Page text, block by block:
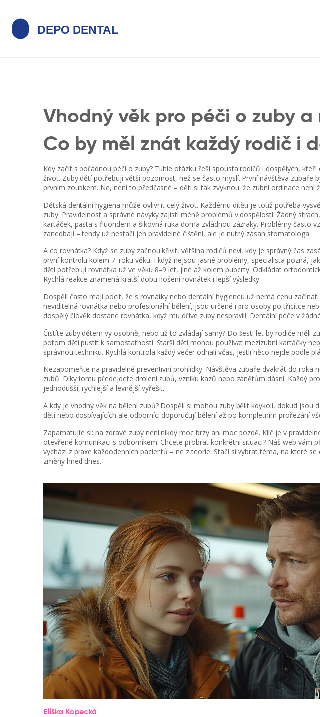
Vhodný věk pro péči o zuby a
Co by měl znát každý rodič i
Kdy začít s pořádnou péčí o zuby? Tuhle otázku řeší spousta rodičů i dospělých,
život. Zuby dětí potřebují větší pozornost, než se často myslí. První návštěva zubaře
prvním zoubkem. Ne, není to předčasné – děti si tak zvyknou, že zubní ordinace není
Dětská dentální hygiena může ovlivnit celý život. Každému dítěti je totiž potřeba
zuby. Pravidelnost a správné návyky zajistí méně problémů v dospělosti. Žádný
kartáček, pasta s fluoridem a šikovná ruka doma zvládnou zázraky. Problémy často
zanedbají – tehdy už nestačí jen pravidelné čištění, ale je nutný zásah stomatologa.
A co rovnátka? Když se zuby začnou křivit, většina rodičů neví, kdy je správný čas
první kontrolu kolem 7. roku věku. I když nejsou jasné problémy, specialista pozná,
děti potřebují rovnátka už ve věku 8–9 let, jiné až kolem puberty. Odkládat
Rychlá reakce znamená kratší dobu nošení rovnátek i lepší výsledky.
Dospělí často mají pocit, že s rovnátky nebo dentální hygienou už nemá cenu
neviditelná rovnátka nebo profesionální bělení, jsou určené i pro osoby po třicítce
dospělý člověk dostane rovnátka, když mu dříve zuby nespravili. Dentální péče v
Čistíte zuby dětem vy osobně, nebo už to zvládají samy? Do šesti let by rodiče měli
potom děti pustit k samostatnosti. Starší děti mohou používat mezizubní kartáčky
správnou techniku. Rychlá kontrola každý večer odhalí včas, jestli něco nejde podle
Nezapomeňte na pravidelné preventivní prohlídky. Návštěva zubaře dvakrát do roka
zubů. Díky tomu předejdete drolení zubů, vzniku kazů nebo zánětům dásní. Každý
jednodušší, rychlejší a levnější vyřešit.
A kdy je vhodný věk na bělení zubů? Dospělí si mohou zuby bělit kdykoli, dokud jsou
dětí nebo dospívajících ale odborníci doporučují bělení až po kompletním prořezání
Zapamatujte si: na zdravé zuby není nikdy moc brzy ani moc pozdě. Klíč je v
otevřené komunikaci s odborníkem. Chcete probrat konkrétní situaci? Náš web vám
vychází z praxe každodenních pacientů – ne z teorie. Stačí si vybrat téma, na které
změny hned dnes.
Eliška Kopecká